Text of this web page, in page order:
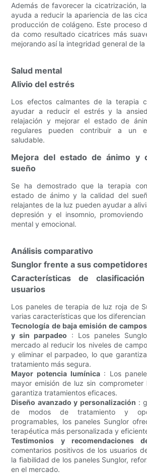
Además de favorecer la cicatrización,
ayuda a reducir la apariencia de las
producción de colágeno. Este proceso
da como resultado cicatrices más
mejorando así la integridad general de la
Salud mental
Alivio del estrés
Los efectos calmantes de la terapia
ayudar a reducir el estrés y la
relajación y mejorar el estado de
regulares pueden contribuir a un
saludable.
Mejora del estado de ánimo y
sueño
Se ha demostrado que la terapia
estado de ánimo y la calidad del
relajantes de la luz pueden ayudar a
depresión y el insomnio,
mental y emocional.
Análisis comparativo
Sunglor frente a sus
Características de
usuarios
Los paneles de terapia de luz roja de
varias características que los
Tecnología de baja emisión de
y sin parpadeo : Los paneles
mercado al reducir los niveles de
y eliminar el parpadeo, lo que
tratamiento más segura.
Mayor potencia lumínica: Los
mayor emisión de luz sin
garantiza tratamientos eficaces.
Diseño avanzado y personalización :
de modos de tratamiento y
programables, los paneles Sunglor
terapéutica más personalizada y
Testimonios y recomendaciones
comentarios positivos de los usuarios
la fiabilidad de los paneles Sunglor,
en el mercado.